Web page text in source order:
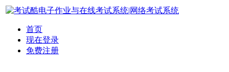
首页
现在登录
免费注册